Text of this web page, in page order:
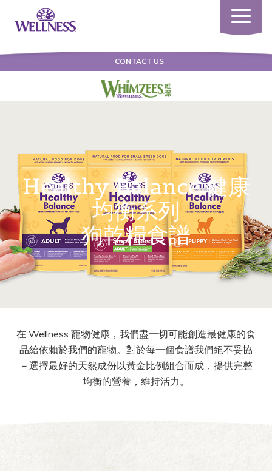
Toggle
CONTACT US
Healthy Balance 健康
均衡系列
狗乾糧食譜
在 Wellness 寵物健康，我們盡一切可能創造最健康的食
品給依賴於我們的寵物。對於每一個食譜我們絕不妥協
－選擇最好的天然成份以黃金比例組合而成，提供完整
均衡的營養，維持活力。